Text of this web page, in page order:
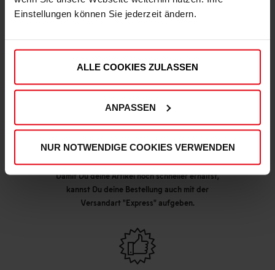
Einstellungen können Sie jederzeit ändern.
ALLE COOKIES ZULASSEN
ANPASSEN
NUR NOTWENDIGE COOKIES VERWENDEN
Damit Du deine Artikel noch schneller erhältst,
kannst Du deine Bestellung auch mit der
Versandart "Express" aufgeben.